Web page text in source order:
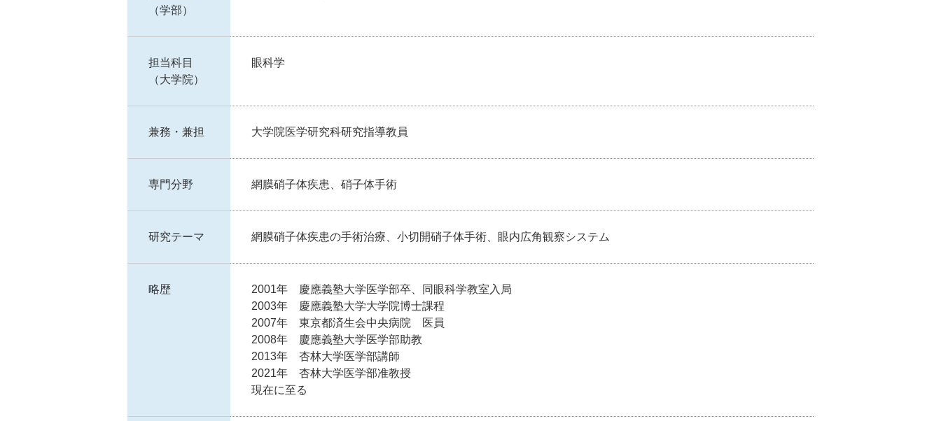
（学部）
担当科目
（大学院）
眼科学
兼務・兼担 大学院医学研究科研究指導教員
専門分野 網膜硝子体疾患、硝子体手術
研究テーマ 網膜硝子体疾患の手術治療、小切開硝子体手術、眼内広角観察システム
略歴
2001年 慶應義塾大学医学部卒、同眼科学教室入局
2003年 慶應義塾大学大学院博士課程
2007年 東京都済生会中央病院 医員
2008年 慶應義塾大学医学部助教
2013年 杏林大学医学部講師
2021年 杏林大学医学部准教授
現在に至る